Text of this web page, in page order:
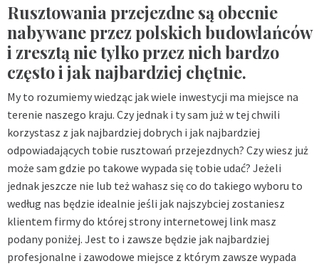
Rusztowania przejezdne są obecnie
nabywane przez polskich budowlańców
i zresztą nie tylko przez nich bardzo
często i jak najbardziej chętnie.
My to rozumiemy wiedząc jak wiele inwestycji ma miejsce na
terenie naszego kraju. Czy jednak i ty sam już w tej chwili
korzystasz z jak najbardziej dobrych i jak najbardziej
odpowiadających tobie rusztowań przejezdnych? Czy wiesz już
może sam gdzie po takowe wypada się tobie udać? Jeżeli
jednak jeszcze nie lub też wahasz się co do takiego wyboru to
według nas będzie idealnie jeśli jak najszybciej zostaniesz
klientem firmy do której strony internetowej link masz
podany poniżej. Jest to i zawsze będzie jak najbardziej
profesjonalne i zawodowe miejsce z którym zawsze wypada